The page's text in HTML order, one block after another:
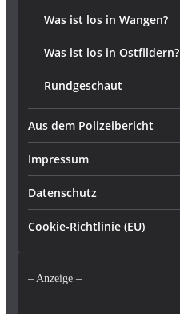
Was ist los in Wangen?
Was ist los in Ostfildern?
Rundgeschaut
Aus dem Polizeibericht
Impressum
Datenschutz
Cookie-Richtlinie (EU)
– Anzeige –